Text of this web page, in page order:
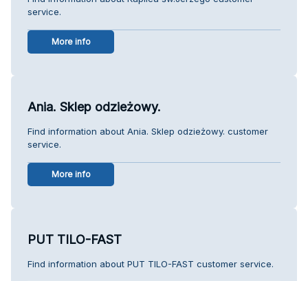
service.
More info
Ania. Sklep odzieżowy.
Find information about Ania. Sklep odzieżowy. customer
service.
More info
PUT TILO-FAST
Find information about PUT TILO-FAST customer service.